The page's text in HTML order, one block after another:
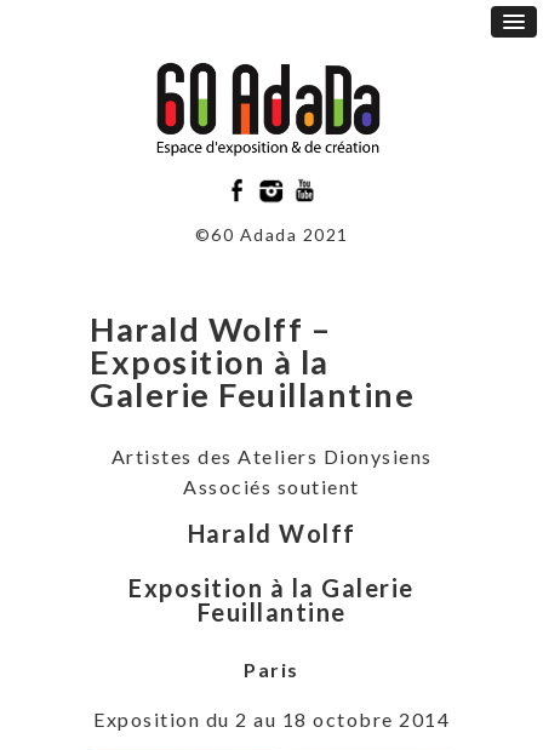
©60 Adada 2021
Harald Wolff –
Exposition à la
Galerie Feuillantine
Artistes des Ateliers Dionysiens
Associés soutient
Harald Wolff
Exposition à la Galerie
Feuillantine
Paris
Exposition du 2 au 18 octobre 2014